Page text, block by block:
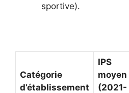
sportive).
Catégorie
d’établissement
IPS
moyen
(2021-